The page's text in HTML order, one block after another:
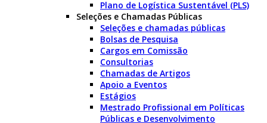
Plano de Logística Sustentável (PLS)
Seleções e Chamadas Públicas
Seleções e chamadas públicas
Bolsas de Pesquisa
Cargos em Comissão
Consultorias
Chamadas de Artigos
Apoio a Eventos
Estágios
Mestrado Profissional em Políticas
Públicas e Desenvolvimento